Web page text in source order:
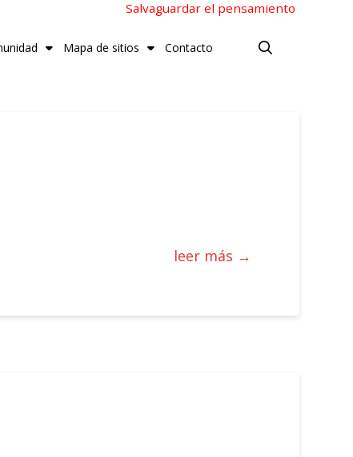
Salvaguardar el pensamiento
Mapa de sitios Contacto
leer más →